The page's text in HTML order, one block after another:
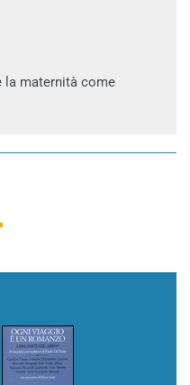
la maternità come